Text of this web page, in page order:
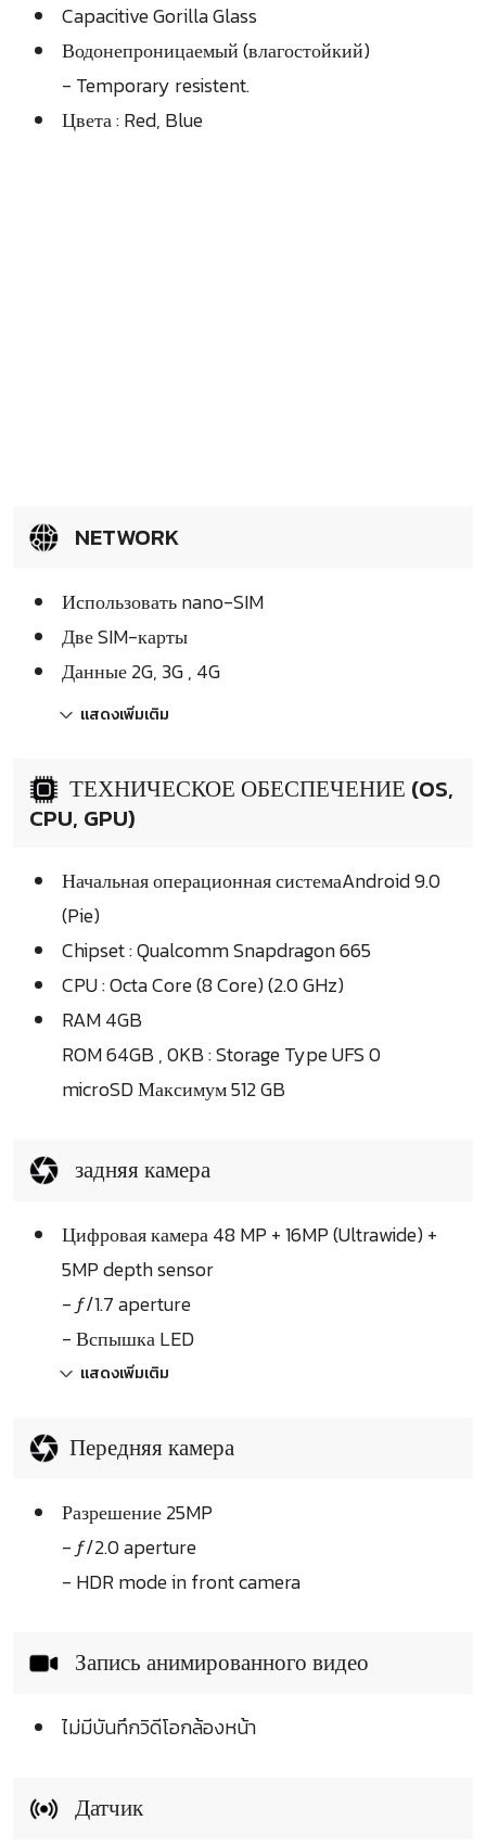
Capacitive Gorilla Glass
Водонепроницаемый (влагостойкий)
- Temporary resistent.
Цвета : Red, Blue
NETWORK
Использовать nano-SIM
Две SIM-карты
Данные 2G, 3G , 4G
แสดงเพิ่มเติม
ТЕХНИЧЕСКОЕ ОБЕСПЕЧЕНИЕ (OS,
CPU, GPU)
Начальная операционная системаAndroid 9.0
(Pie)
Chipset : Qualcomm Snapdragon 665
CPU : Octa Core (8 Core) (2.0 GHz)
RAM 4GB
ROM 64GB , 0KB : Storage Type UFS 0
microSD Максимум 512 GB
задняя камера
Цифровая камера 48 MP + 16MP (Ultrawide) +
5MP depth sensor
- ƒ/1.7 aperture
- Вспышка LED
แสดงเพิ่มเติม
Передняя камера
Разрешение 25MP
- ƒ/2.0 aperture
- HDR mode in front camera
Запись анимированного видео
ไม่มีบันทึกวิดีโอกล้องหน้า
Датчик